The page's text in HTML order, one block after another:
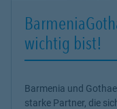
wichtig bist!
Barmenia und
starke Partner, die